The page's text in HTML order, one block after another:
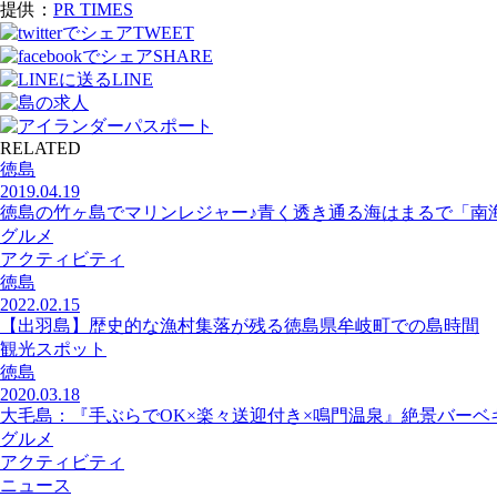
提供： PR TIMES
TWEET
SHARE
LINE
RELATED
徳島
2019.04.19
徳島の竹ヶ島でマリンレジャー♪青く透き通る海はまるで「南
グルメ
アクティビティ
徳島
2022.02.15
【出羽島】歴史的な漁村集落が残る徳島県牟岐町での島時間
観光スポット
徳島
2020.03.18
大毛島：『手ぶらでOK×楽々送迎付き×鳴門温泉』絶景バーベ
グルメ
アクティビティ
ニュース